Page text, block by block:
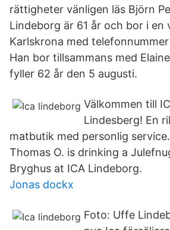
rättigheter vänligen läs Björn
Lindeborg är 61 år och bor i en
Karlskrona med
Han bor tillsammans med
fyller 62 år den 5 augusti.
Välkommen till
Lindesberg! En
matbutik med personlig
Thomas O. is drinking a
Bryghus at ICA Lindeborg.
Jonas dockx
Foto: Uffe